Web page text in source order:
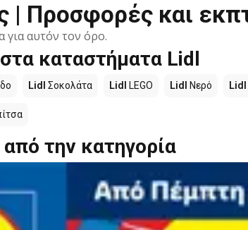
| Προσφορές και
για αυτόν τον όρο.
καταστήματα Lidl
Lidl Σοκολάτα Lidl LEGO Lidl Νερό Lidl
την κατηγορία